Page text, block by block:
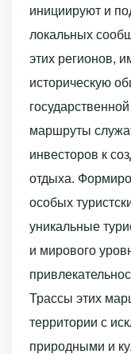
инициируют и
локальных
этих регионов,
историческую
маршруты
инвесторов к
отдыха.
особых
уникальные
и мирового
Трассы этих
территории с
природными и